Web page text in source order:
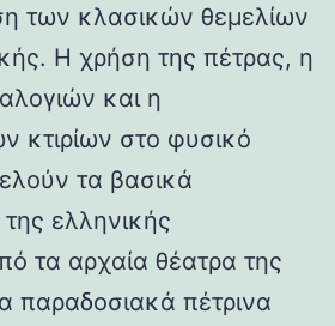
των κλασικών θεμελίων
Η χρήση της πέτρας, η
και η
κτιρίων στο φυσικό
τα βασικά
ελληνικής
τα αρχαία θέατρα της
παραδοσιακά πέτρινα